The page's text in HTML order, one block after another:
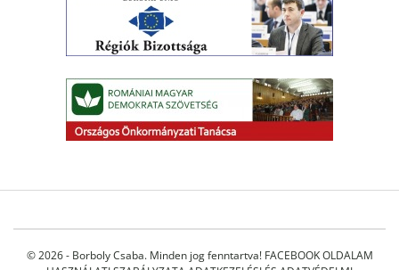
© 2026 - Borboly Csaba. Minden jog fenntartva! FACEBOOK OLDALAM